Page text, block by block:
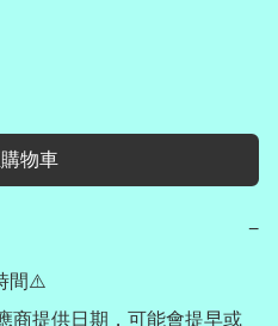
物車
−
間⚠️
商提供日期，可能會提早或